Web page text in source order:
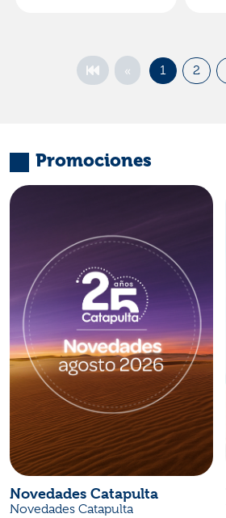
« 1 2
Promociones
Novedades Catapulta
Novedades Catapulta